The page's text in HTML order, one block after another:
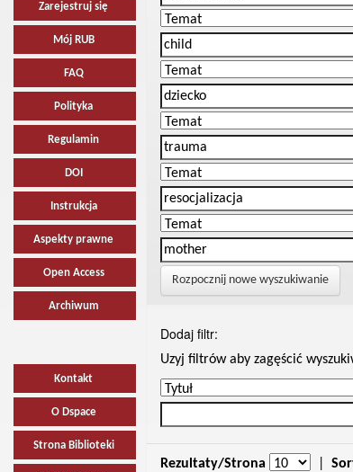
Zarejestruj się
Mój RUB
FAQ
Polityka
Regulamin
DOI
Instrukcja
Aspekty prawne
Open Access
Archiwum
Kontakt
O Dspace
Strona Biblioteki
Rozpocznij nowe wyszukiwanie
Dodaj filtr:
Uzyj filtrów aby zagęścić
Rezultaty/Strona